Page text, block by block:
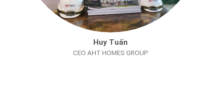
Huy Tuấn
CEO AHT HOMES GROUP